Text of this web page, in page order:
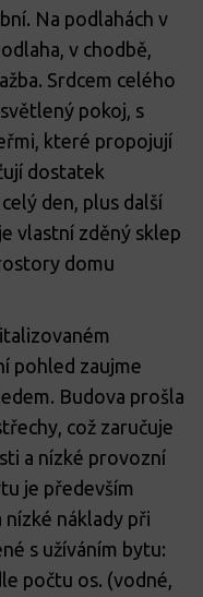
Na podlahách v
v chodbě,
Srdcem celého
pokoj, s
které propojují
dostatek
den, plus další
vlastní zděný sklep
domu
pohled zaujme
Budova prošla
což zaručuje
a nízké provozní
je především
náklady při
s užíváním bytu:
počtu os. (vodné,